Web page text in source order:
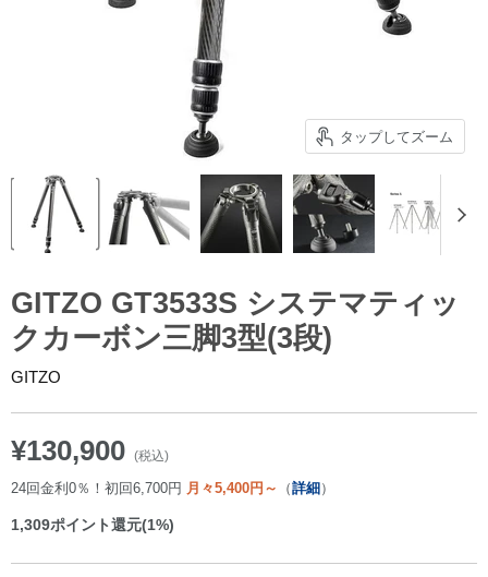
タップしてズーム
GITZO GT3533S システマティッ
クカーボン三脚3型(3段)
GITZO
¥130,900 (税込)
24回金利0％！初回6,700円 月々5,400円～ （詳細）
1,309ポイント還元(1%)